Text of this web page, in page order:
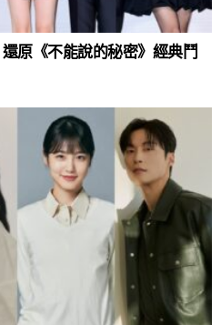
原《不能說的秘密》經典鬥